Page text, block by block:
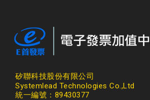
矽聯科技股份有限公司
Systemlead Technologies Co.,Ltd
統一編號：89430377